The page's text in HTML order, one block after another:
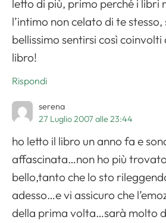
letto di più, primo perché i libri
l’intimo non celato di te
bellissimo sentirsi così
libro!
Rispondi
serena
27 Luglio 2007 alle 23:44
ho letto il libro un anno fa e
affascinata…non ho più
bello,tanto che lo sto
adesso…e vi assicuro che
della prima volta…sarà molto